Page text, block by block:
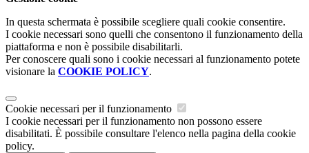
In questa schermata è possibile scegliere quali cookie consentire.
I cookie necessari sono quelli che consentono il funzionamento della
piattaforma e non è possibile disabilitarli.
Per conoscere quali sono i cookie necessari al funzionamento potete
visionare la COOKIE POLICY.
Cookie necessari per il funzionamento
I cookie necessari per il funzionamento non possono essere
disabilitati. È possibile consultare l'elenco nella pagina della cookie
policy.